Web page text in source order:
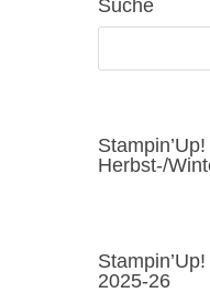
Suche
Stampin’Up!
Herbst-/
2025-26